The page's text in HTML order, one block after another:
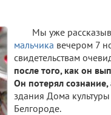
Мы уже
мальчика вечером 7
свидетельствам
после того, как он
Он потерял
здания Дома
Белгороде.